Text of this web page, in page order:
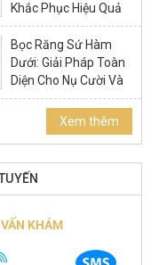
Khắc Phục Hiệu Quả
Nhất
Bọc Răng Sứ Hàm
Dưới: Giải Pháp Toàn
Diện Cho Nụ Cười Và
Sức Khỏe
Xem thêm
KHÁM